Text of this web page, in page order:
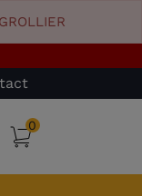
Connexion
Panier
0